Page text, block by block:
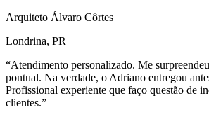
Me surpreendeu a entrega rápida e
Adriano entregou antes do prazo combinado.
que faço questão de indicar para os meus